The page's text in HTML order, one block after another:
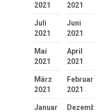
2021
2021
Juli
2021
Juni
2021
Mai
2021
April
2021
März
2021
Februar
2021
Januar